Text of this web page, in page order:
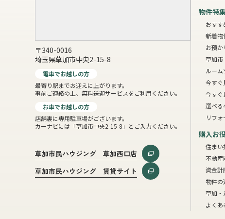
〒340-0016
埼玉県草加市中央2-15-8
電車でお越しの方
最寄り駅までお迎えに上がります。
事前ご連絡の上、無料送迎サービスをご利用ください。
お車でお越しの方
店舗裏に専用駐車場がございます。
カーナビには「草加市中央2-15-8」とご入力ください。
草加市民ハウジング 草加西口店
草加市民ハウジング 賃貸サイト
物件特
おすす
新着物
お預か
草加市
ルーム
今すぐ
今すぐ
選べる
リフ
購入お
住まい
不動産
資金計
物件の
草加・
よくあ